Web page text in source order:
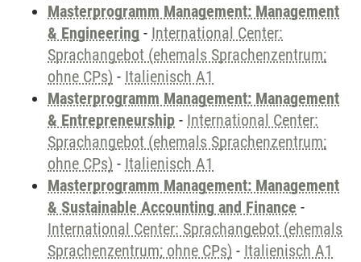
Masterprogramm Management: Management
& Engineering - International Center:
Sprachangebot (ehemals Sprachenzentrum;
ohne CPs) - Italienisch A1
Masterprogramm Management: Management
& Entrepreneurship - International Center:
Sprachangebot (ehemals Sprachenzentrum;
ohne CPs) - Italienisch A1
Masterprogramm Management: Management
& Sustainable Accounting and Finance -
International Center: Sprachangebot (ehemals
Sprachenzentrum; ohne CPs) - Italienisch A1